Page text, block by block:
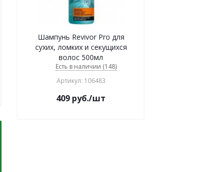
Шампунь Revivor Pro для
сухих, ломких и секущихся
волос 500мл
Есть в наличии (148)
Артикул: 106483
409 руб./шт